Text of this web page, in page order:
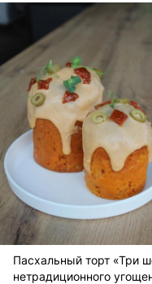
Пасхальный торт «Три
нетрадиционного